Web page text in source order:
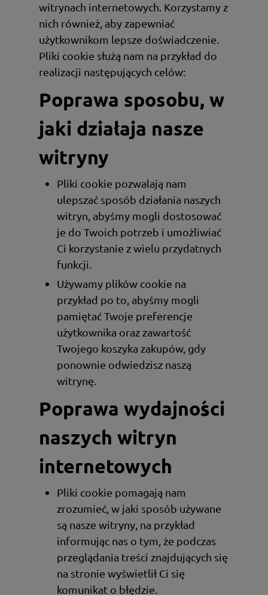
witrynach internetowych. Korzystamy z
nich również, aby zapewniać
użytkownikom lepsze doświadczenie.
Pliki cookie służą nam na przykład do
realizacji następujących celów:
Poprawa sposobu, w
jaki działają nasze
witryny
Pliki cookie pozwalają nam
ulepszać sposób działania naszych
witryn, abyśmy mogli dostosować
je do Twoich potrzeb i umożliwiać
Ci korzystanie z wielu przydatnych
funkcji.
Używamy plików cookie na
przykład po to, abyśmy mogli
pamiętać Twoje preferencje
użytkownika oraz zawartość
Twojego koszyka zakupów, gdy
ponownie odwiedzisz naszą
witrynę.
Poprawa wydajności
naszych witryn
internetowych
Pliki cookie pomagają nam
zrozumieć, w jaki sposób używane
są nasze witryny, na przykład
informując nas o tym, że podczas
przeglądania treści znajdujących się
na stronie wyświetlił Ci się
komunikat o błędzie.